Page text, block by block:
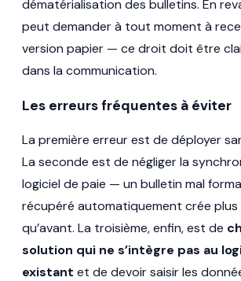
dématérialisation des bulletins. En
peut demander à tout moment à
version papier — ce droit doit être
dans la communication.
Les erreurs fréquentes à éviter
La première erreur est de déployer
La seconde est de négliger la
logiciel de paie — un bulletin mal
récupéré automatiquement crée plus
qu’avant. La troisième, enfin, est de
solution qui ne s’intègre pas au
existant et de devoir saisir les